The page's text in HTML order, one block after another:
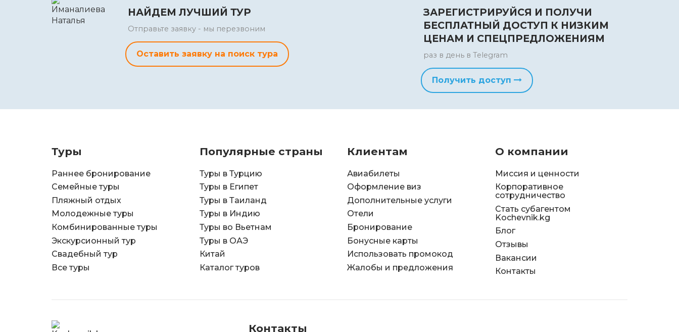
НАЙДЕМ ЛУЧШИЙ ТУР
Отправьте заявку - мы перезвоним
Оставить заявку на поиск тура
ЗАРЕГИСТРИРУЙСЯ И ПОЛУЧИ
БЕСПЛАТНЫЙ ДОСТУП К НИЗКИМ
ЦЕНАМ И СПЕЦПРЕДЛОЖЕНИЯМ
раз в день в Telegram
Получить доступ
Туры
Раннее бронирование
Семейные туры
Пляжный отдых
Молодежные туры
Комбинированные туры
Экскурсионный тур
Свадебный тур
Все туры
Популярные страны
Туры в Турцию
Туры в Египет
Туры в Таиланд
Туры в Индию
Туры во Вьетнам
Туры в ОАЭ
Китай
Каталог туров
Клиентам
Авиабилеты
Оформление виз
Дополнительные услуги
Отели
Бронирование
Бонусные карты
Использовать промокод
Жалобы и предложения
О компании
Миссия и ценности
Корпоративное
сотрудничество
Стать субагентом
Kochevnik.kg
Блог
Отзывы
Вакансии
Контакты
Контакты